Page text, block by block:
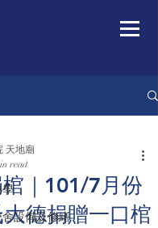
設備及修繕
棺｜101/7月份
德捐贈一口棺
天地廟
read